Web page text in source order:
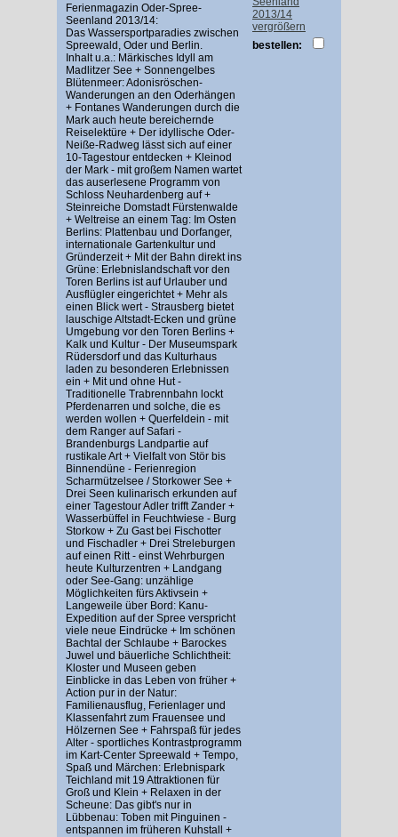
Ferienmagazin Oder-Spree-
Seenland 2013/14:
Das Wassersportparadies zwischen
Spreewald, Oder und Berlin.
Inhalt u.a.: Märkisches Idyll am
Madlitzer See + Sonnengelbes
Blütenmeer: Adonisröschen-
Wanderungen an den Oderhängen
+ Fontanes Wanderungen durch die
Mark auch heute bereichernde
Reiselektüre + Der idyllische Oder-
Neiße-Radweg lässt sich auf einer
10-Tagestour entdecken + Kleinod
der Mark - mit großem Namen wartet
das auserlesene Programm von
Schloss Neuhardenberg auf +
Steinreiche Domstadt Fürstenwalde
+ Weltreise an einem Tag: Im Osten
Berlins: Plattenbau und Dorfanger,
internationale Gartenkultur und
Gründerzeit + Mit der Bahn direkt ins
Grüne: Erlebnislandschaft vor den
Toren Berlins ist auf Urlauber und
Ausflügler eingerichtet + Mehr als
einen Blick wert - Strausberg bietet
lauschige Altstadt-Ecken und grüne
Umgebung vor den Toren Berlins +
Kalk und Kultur - Der Museumspark
Rüdersdorf und das Kulturhaus
laden zu besonderen Erlebnissen
ein + Mit und ohne Hut -
Traditionelle Trabrennbahn lockt
Pferdenarren und solche, die es
werden wollen + Querfeldein - mit
dem Ranger auf Safari -
Brandenburgs Landpartie auf
rustikale Art + Vielfalt von Stör bis
Binnendüne - Ferienregion
Scharmützelsee / Storkower See +
Drei Seen kulinarisch erkunden auf
einer Tagestour Adler trifft Zander +
Wasserbüffel in Feuchtwiese - Burg
Storkow + Zu Gast bei Fischotter
und Fischadler + Drei Streleburgen
auf einen Ritt - einst Wehrburgen
heute Kulturzentren + Landgang
oder See-Gang: unzählige
Möglichkeiten fürs Aktivsein +
Langeweile über Bord: Kanu-
Expedition auf der Spree verspricht
viele neue Eindrücke + Im schönen
Bachtal der Schlaube + Barockes
Juwel und bäuerliche Schlichtheit:
Kloster und Museen geben
Einblicke in das Leben von früher +
Action pur in der Natur:
Familienausflug, Ferienlager und
Klassenfahrt zum Frauensee und
Hölzernen See + Fahrspaß für jedes
Alter - sportliches Kontrastprogramm
im Kart-Center Spreewald + Tempo,
Spaß und Märchen: Erlebnispark
Teichland mit 19 Attraktionen für
Groß und Klein + Relaxen in der
Scheune: Das gibt's nur in
Lübbenau: Toben mit Pinguinen -
entspannen im früheren Kuhstall +
vergrößern
bestellen: